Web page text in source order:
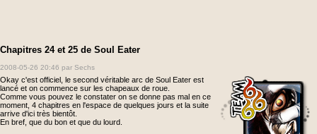
Chapitres 24 et 25 de Soul Eater
2008-05-26 20:46 par Sechs
Okay c'est officiel, le second véritable arc de Soul Eater est
lancé et on commence sur les chapeaux de roue.
Comme vous pouvez le constater on se donne pas mal en ce
moment, 4 chapitres en l'espace de quelques jours et la suite
arrive d'ici très bientôt.
En bref, que du bon et que du lourd.